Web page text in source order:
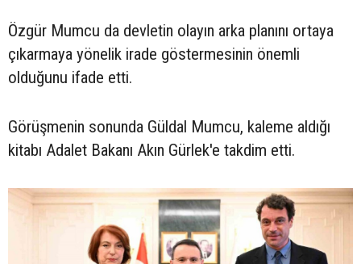
Özgür Mumcu da devletin olayın arka planını ortaya
çıkarmaya yönelik irade göstermesinin önemli
olduğunu ifade etti.
Görüşmenin sonunda Güldal Mumcu, kaleme aldığı
kitabı Adalet Bakanı Akın Gürlek'e takdim etti.